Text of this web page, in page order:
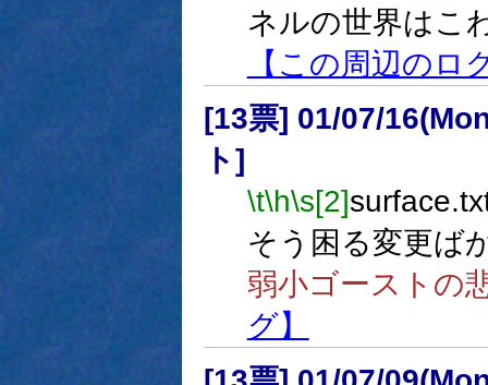
ネルの世界はこ
【この周辺のロ
[13票] 01/07/
ト]
\t\h\s[2]
そう困る変更ば
弱小ゴーストの
グ】